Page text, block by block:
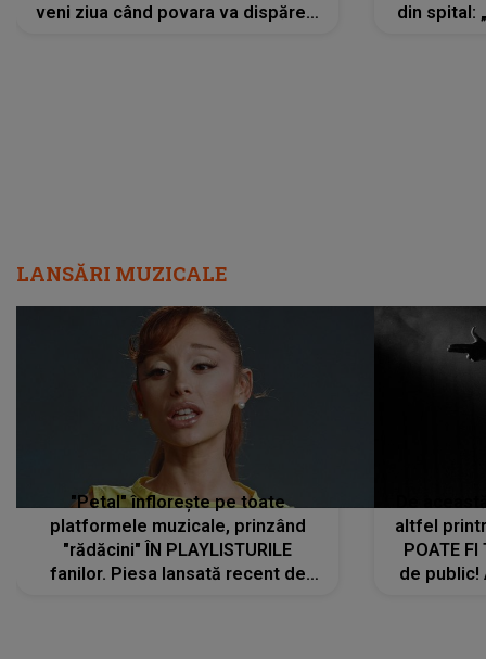
veni ziua când povara va dispărea,
din spital:
LANSĂRI MUZICALE
"Petal" înflorește pe toate
platformele muzicale, prinzând
"rădăcini" ÎN PLAYLISTURILE
fanilor. Piesa lansată recent de
altfel
POATE FI
de public!